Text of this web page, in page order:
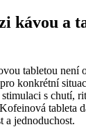
kávou a
tabletou není
konkrétní
s chutí,
tableta
a jednoduchost.